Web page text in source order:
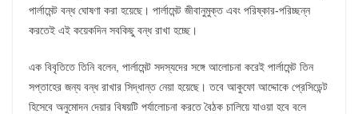
পার্লামেন্ট বন্ধ ঘোষণা করা হয়েছে। পার্লামেন্ট জীবানুমুক্ত এবং পরিষ্কার-পরিচ্ছন্ন
করতেই এই কয়েকদিন সবকিছু বন্ধ রাখা হচ্ছে।
এক বিবৃতিতে তিনি বলেন, পার্লামেন্ট সদস্যদের সঙ্গে আলোচনা করেই পার্লামেন্ট তিন
সপ্তাহের জন্য বন্ধ রাখার সিদ্ধান্ত নেয়া হয়েছে। তবে আকুফো আদ্দোকে প্রেসিডেন্ট
হিসেবে অনুমোদন দেয়ার বিষয়টি পর্যালোচনা করতে বৈঠক চালিয়ে যাওয়া হবে বলে